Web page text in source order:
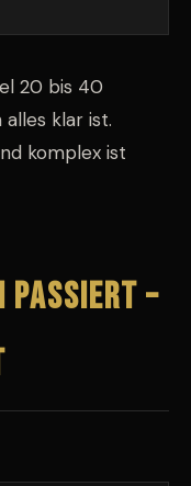
20 bis 40
klar ist.
komplex ist
passiert –